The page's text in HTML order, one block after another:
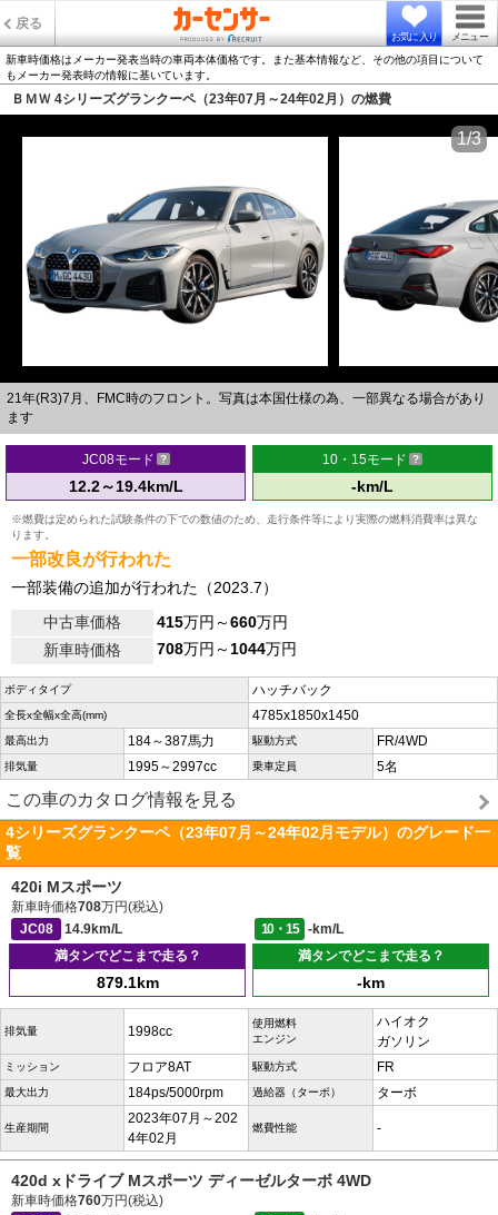
戻る
お気に入り メニュー
新車時価格はメーカー発表当時の車両本体価格です。また基本情報など、その他の項目について
もメーカー発表時の情報に基いています。
ＢＭＷ 4シリーズグランクーペ（23年07月～24年02月）の燃費
21年(R3)7月、FMC時のフロント。写真は本国仕様の為、一部異なる場合があり
ます
1/3
JC08モード
12.2～19.4km/L
10・15モード
-km/L
※燃費は定められた試験条件の下での数値のため、走行条件等により実際の燃料消費率は異な
ります。
一部改良が行われた
一部装備の追加が行われた（2023.7）
中古車価格
415万円～660万円
新車時価格
708万円～1044万円
ボディタイプ ハッチバック
全長x全幅x全高(mm) 4785x1850x1450
最高出力 184～387馬力 駆動方式 FR/4WD
排気量 1995～2997cc 乗車定員 5名
この車のカタログ情報を見る
4シリーズグランクーペ（23年07月～24年02月モデル）のグレード一
覧
420i Mスポーツ
新車時価格708万円(税込)
JC08
14.9km/L 10・15
-km/L
満タンでどこまで走る？
879.1km
満タンでどこまで走る？
-km
排気量 1998cc
使用燃料
エンジン
ハイオク
ガソリン
ミッション フロア8AT 駆動方式 FR
最大出力 184ps/5000rpm 過給器（ターボ） ターボ
生産期間
2023年07月～202
4年02月
燃費性能 -
420d xドライブ Mスポーツ ディーゼルターボ 4WD
新車時価格760万円(税込)